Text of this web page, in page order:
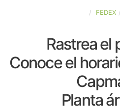
FEDEX
Rastrea el
Conoce el
Planta